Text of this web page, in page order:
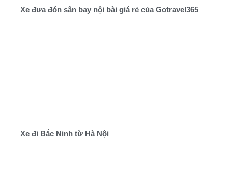
Xe đưa đón sân bay nội bài giá rẻ của Gotravel365
Xe đi Bắc Ninh từ Hà Nội